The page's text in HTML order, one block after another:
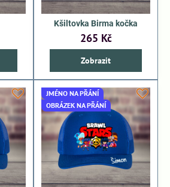
Kšiltovka Birma kočka
265 Kč
Zobrazit
JMÉNO NA PŘÁNÍ
OBRÁZEK NA PŘÁNÍ